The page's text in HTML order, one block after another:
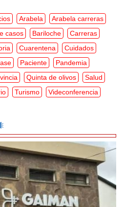
Arabela
Arabela carreras
casos Bariloche
Carreras
Cuarentena
Cuidados
Paciente
Pandemia
Quinta de olivos
Salud
Turismo Videconferencia